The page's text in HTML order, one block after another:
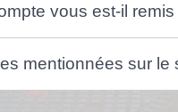
vous est-il remis
mentionnées sur le